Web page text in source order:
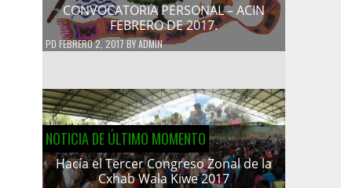
CONVOCATORIA PERSONAL – ACIN
FEBRERO DE 2017.
PD FEBRERO 2, 2017BYADMIN
NOTICIA DE ÚLTIMO MOMENTO
Hacía el Tercer Congreso Zonal de la
Cxhab Wala Kiwe 2017